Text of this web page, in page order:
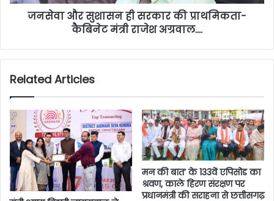
जनसेवा और सुशासन ही सरकार की प्राथमिकता-
कैबिनेट मंत्री राजेश अग्रवाल….
Related Articles
मन की बात’ के 133वें एपिसोड का
श्रवण, काले हिरण संरक्षण पर
प्रधानमंत्री की सराहना से छत्तीसगढ़